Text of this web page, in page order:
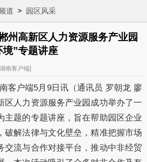
道 > 园区风采
州高新区人力资源服务产业园
”专题讲座
南客户端]
客户端5月9日讯（通讯员 罗朝龙 廖
区人力资源服务产业园成功举办了一
主题的专题讲座，旨在帮助园区企业
破解法律与文化壁垒，精准把握市场
交流与合作对接平台，推动中非经贸